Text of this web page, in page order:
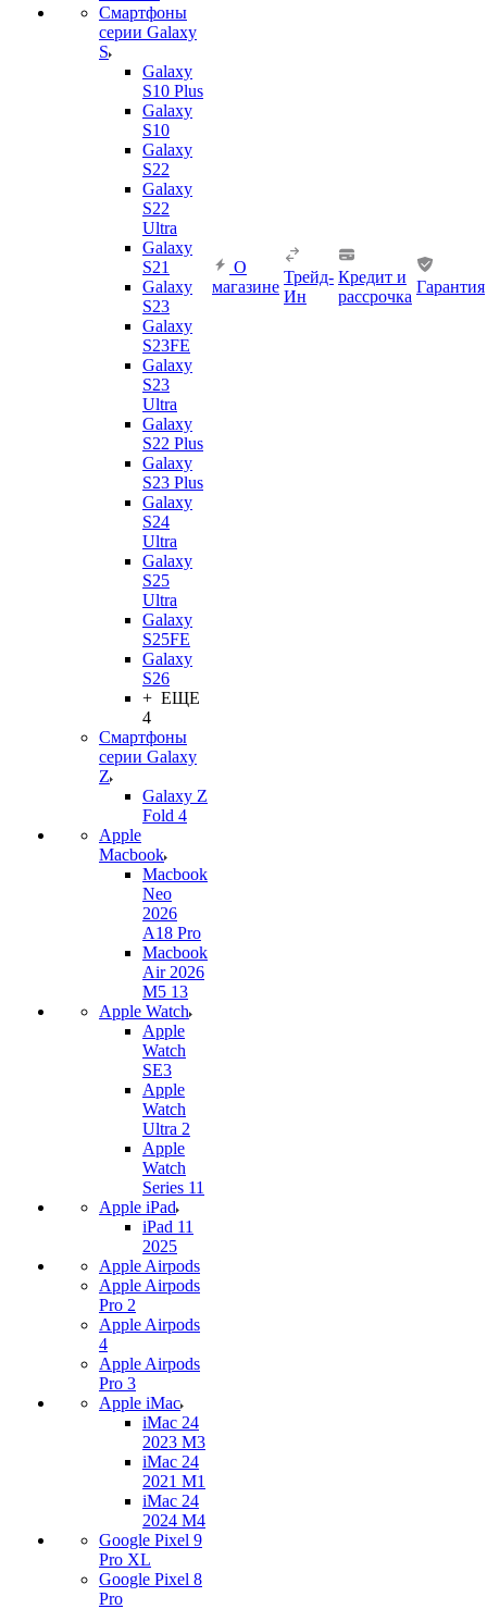
Смартфоны
серии Galaxy
S
Galaxy
S10 Plus
Galaxy
S10
Galaxy
S22
Galaxy
S22
Ultra
Galaxy
S21
Galaxy
S23
Galaxy
S23FE
Galaxy
S23
Ultra
Galaxy
S22 Plus
Galaxy
S23 Plus
Galaxy
S24
Ultra
Galaxy
S25
Ultra
Galaxy
S25FE
Galaxy
S26
+ ЕЩЕ
4
Смартфоны
серии Galaxy
Z
Galaxy Z
Fold 4
Apple
Macbook
Macbook
Neo
2026
A18 Pro
Macbook
Air 2026
M5 13
Apple Watch
Apple
Watch
SE3
Apple
Watch
Ultra 2
Apple
Watch
Series 11
Apple iPad
iPad 11
2025
Apple Airpods
Apple Airpods
Pro 2
Apple Airpods
4
Apple Airpods
Pro 3
Apple iMac
iMac 24
2023 M3
iMac 24
2021 M1
iMac 24
2024 M4
Google Pixel 9
Pro XL
Google Pixel 8
Pro
О
магазине
Трейд-
Ин
Кредит и
рассрочка
Гарантия